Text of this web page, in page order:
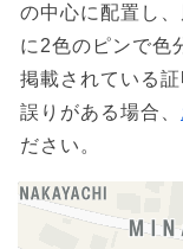
の中心に配置し
に2色のピンで色
掲載されている
誤りがある場合、
ださい。